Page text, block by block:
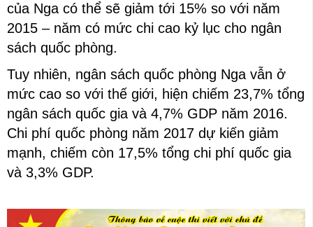
của Nga có thể sẽ giảm tới 15% so với năm
2015 – năm có mức chi cao kỷ lục cho ngân
sách quốc phòng.
Tuy nhiên, ngân sách quốc phòng Nga vẫn ở
mức cao so với thế giới, hiện chiếm 23,7% tổng
ngân sách quốc gia và 4,7% GDP năm 2016.
Chi phí quốc phòng năm 2017 dự kiến giảm
mạnh, chiếm còn 17,5% tổng chi phí quốc gia
và 3,3% GDP.